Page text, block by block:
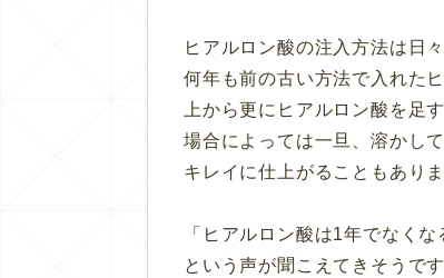
ヒアルロン酸の注入方法は日
何年も前の古い方法で入れた
上から更にヒアルロン酸を足す
場合によっては一旦、溶かし
キレイに仕上がることもありま
「ヒアルロン酸は1年でなくな
という声が聞こえてきそうです